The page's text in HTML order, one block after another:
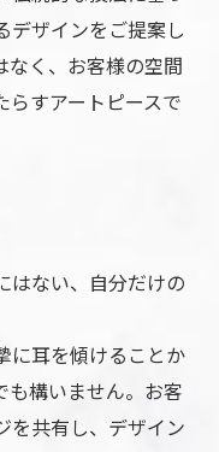
デザインをご提案し
なく、お客様の空間
らすアートピースで
はない、自分だけの
に耳を傾けることか
も構いません。お客
を共有し、デザイン